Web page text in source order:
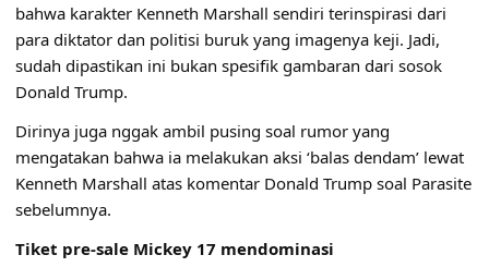
bahwa karakter Kenneth Marshall sendiri terinspirasi dari
para diktator dan politisi buruk yang imagenya keji. Jadi,
sudah dipastikan ini bukan spesifik gambaran dari sosok
Donald Trump.
Dirinya juga nggak ambil pusing soal rumor yang
mengatakan bahwa ia melakukan aksi ‘balas dendam’ lewat
Kenneth Marshall atas komentar Donald Trump soal Parasite
sebelumnya.
Tiket pre-sale Mickey 17 mendominasi